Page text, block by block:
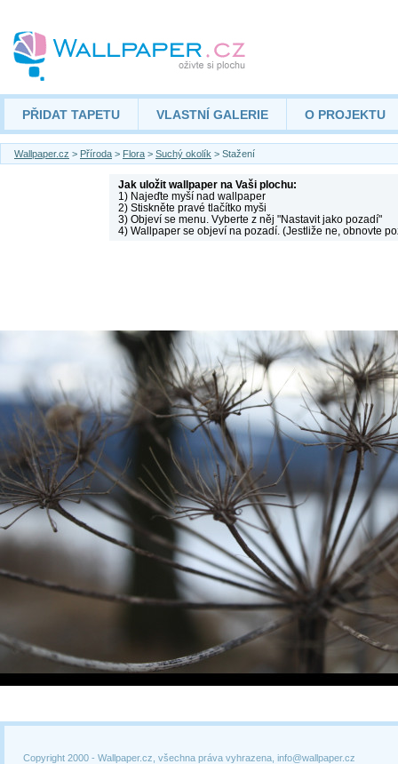
PŘIDAT TAPETU VLASTNÍ GALERIE O PROJEKTU
Wallpaper.cz > Příroda > Flora > Suchý okolík > Stažení
Jak uložit wallpaper na Vaši plochu:
1) Najeďte myší nad wallpaper
2) Stiskněte pravé tlačítko myši
3) Objeví se menu. Vyberte z něj "Nastavit jako pozadí"
4) Wallpaper se objeví na pozadí. (Jestliže ne, obnovte
Copyright 2000 - Wallpaper.cz, všechna práva vyhrazena, info@wallpaper.cz